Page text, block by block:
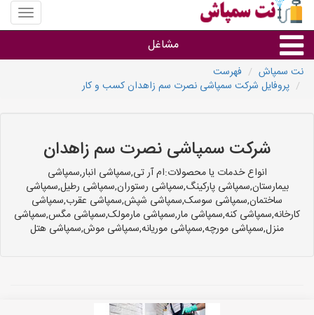
منوی
سایت
مشاغل
گروه ها
نت سمپاش
فهرست
پروفایل شرکت سمپاشی نصرت سم زاهدان کسب و کار
شرکت سمپاشی نصرت سم زاهدان
انواع خدمات یا محصولات:ام آر تی,سمپاشی انبار,سمپاشی
بیمارستان,سمپاشی پارکینگ,سمپاشی رستوران,سمپاشی رطیل,سمپاشی
ساختمان,سمپاشی سوسک,سمپاشی شپش,سمپاشی عقرب,سمپاشی
کارخانه,سمپاشی کنه,سمپاشی مار,سمپاشی مارمولک,سمپاشی مگس,سمپاشی
منزل,سمپاشی مورچه,سمپاشی موریانه,سمپاشی موش,سمپاشی هتل